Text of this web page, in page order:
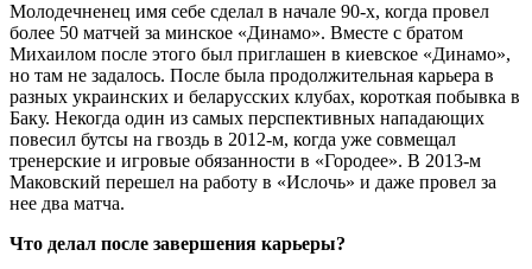
Молодечненец имя себе сделал в начале 90-х, когда провел
более 50 матчей за минское «Динамо». Вместе с братом
Михаилом после этого был приглашен в киевское «Динамо»,
но там не задалось. После была продолжительная карьера в
разных украинских и беларусских клубах, короткая побывка в
Баку. Некогда один из самых перспективных нападающих
повесил бутсы на гвоздь в 2012-м, когда уже совмещал
тренерские и игровые обязанности в «Городее». В 2013-м
Маковский перешел на работу в «Ислочь» и даже провел за
нее два матча.
Что делал после завершения карьеры?